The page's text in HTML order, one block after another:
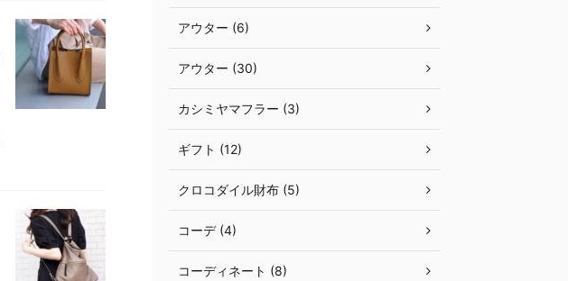
アウター (6)
アウター (30)
カシミヤマフラー (3)
ギフト (12)
クロコダイル財布 (5)
コーデ (4)
コーディネート (8)